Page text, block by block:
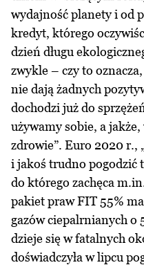
wydajność planety i od
kredyt, którego
dzień długu
zwykle – czy to
nie dają żadnych
dochodzi już do
używamy sobie, a
zdrowie”. Euro 2020 r.,
i jakoś trudno pogodzić
do którego zachęca
pakiet praw FIT 55%
gazów ciepalrnianych o
dzieje się w fatalnych
doświadczyła w lipcu